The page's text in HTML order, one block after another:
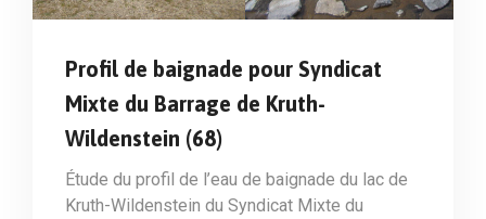
Profil de baignade pour Syndicat
Mixte du Barrage de Kruth-
Wildenstein (68)
Étude du profil de l’eau de baignade du lac de
Kruth-Wildenstein du Syndicat Mixte du